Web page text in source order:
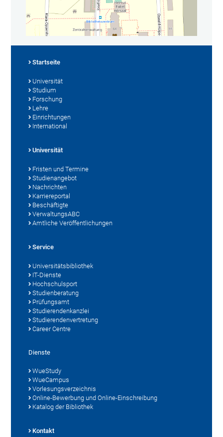
Startseite
Universität
Studium
Forschung
Lehre
Einrichtungen
International
Universität
Fristen und Termine
Studienangebot
Nachrichten
Karriereportal
Beschäftigte
VerwaltungsABC
Amtliche Veröffentlichungen
Service
Universitätsbibliothek
IT-Dienste
Hochschulsport
Studienberatung
Prüfungsamt
Studierendenkanzlei
Studierendenvertretung
Career Centre
Dienste
WueStudy
WueCampus
Vorlesungsverzeichnis
Online-Bewerbung und Online-Einschreibung
Katalog der Bibliothek
Kontakt